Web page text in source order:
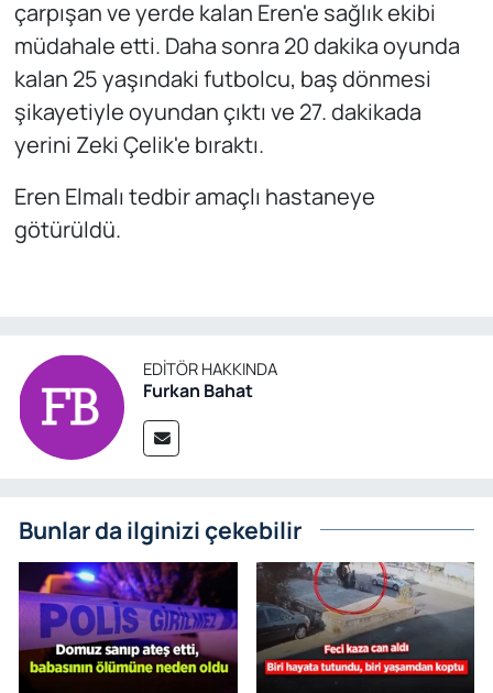
çarpışan ve yerde kalan Eren'e sağlık ekibi
müdahale etti. Daha sonra 20 dakika oyunda
kalan 25 yaşındaki futbolcu, baş dönmesi
şikayetiyle oyundan çıktı ve 27. dakikada
yerini Zeki Çelik'e bıraktı.
Eren Elmalı tedbir amaçlı hastaneye
götürüldü.
EDITÖR HAKKINDA
Furkan Bahat
Bunlar da ilginizi çekebilir